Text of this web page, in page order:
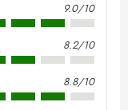
9.0/10
8.2/10
8.8/10